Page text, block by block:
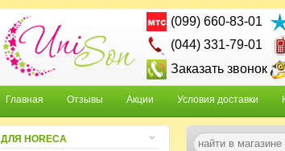
(099) 660-83-01
(044) 331-79-01
Заказать звонок
Главная Отзывы Акции Условия доставки
ДЛЯ HORECA